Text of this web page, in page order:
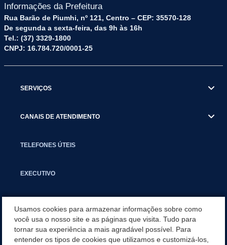
Informações da Prefeitura
Rua Barão de Piumhi, nº 121, Centro – CEP: 35570-128
De segunda a sexta-feira, das 9h às 16h
Tel.: (37) 3329-1800
CNPJ: 16.784.720/0001-25
SERVIÇOS
CANAIS DE ATENDIMENTO
TELEFONES ÚTEIS
EXECUTIVO
APLICATIVO
Usamos cookies para armazenar informações sobre como
você usa o nosso site e as páginas que visita. Tudo para
tornar sua experiência a mais agradável possível. Para
entender os tipos de cookies que utilizamos e customizá-los,